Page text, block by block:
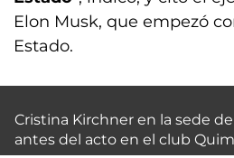
Elon Musk, que empezó
Estado.
Cristina Kirchner en la sede
antes del acto en el club